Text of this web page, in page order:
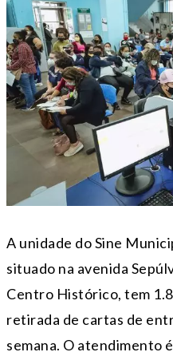
A unidade do Sine
situado na avenida
Centro Histórico, tem
retirada de cartas de
semana. O atendimento